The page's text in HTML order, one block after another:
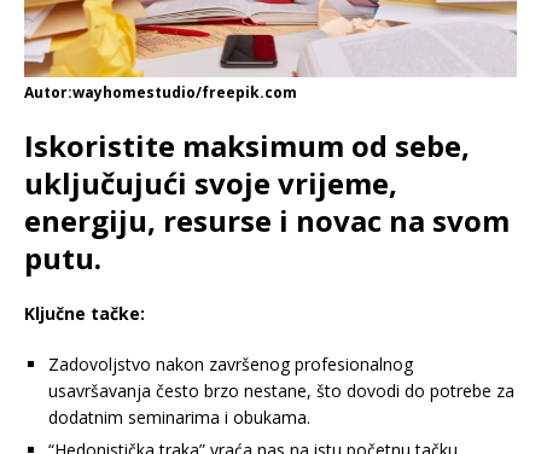
Autor:wayhomestudio/freepik.com
Iskoristite maksimum od sebe,
uključujući svoje vrijeme,
energiju, resurse i novac na svom
putu.
Ključne tačke:
Zadovoljstvo nakon završenog profesionalnog
usavršavanja često brzo nestane, što dovodi do potrebe za
dodatnim seminarima i obukama.